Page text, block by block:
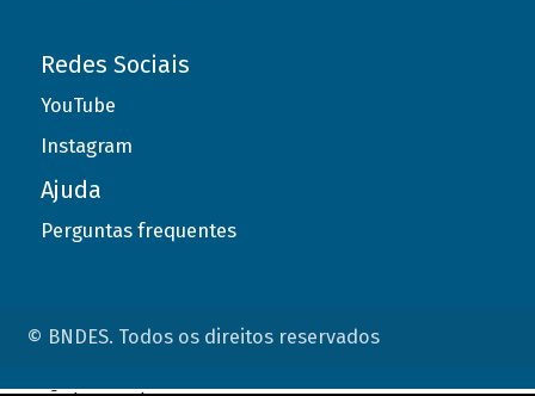
Redes Sociais
YouTube
Instagram
Ajuda
Perguntas frequentes
© BNDES. Todos os direitos reservados